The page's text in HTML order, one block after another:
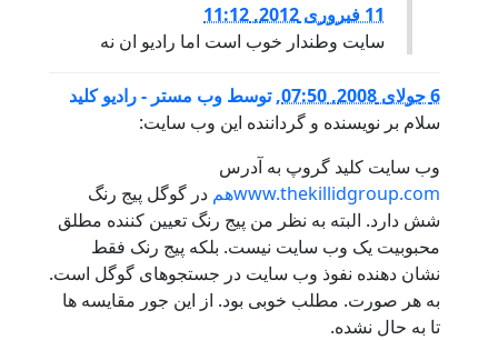
11 فبروری 2012, 11:12
سایت وطندار خوب است اما رادیو ان نه
6 جولای 2008, 07:50 ,توسط وب مستر - رادیو کلید
سلام بر نویسنده و گرداننده این وب سایت:
وب سایت کلید گروپ به آدرس
www.thekillidgroup.comهم
در گوگل پیج رنگ
شش دارد. البته به نظر من پیج رنگ تعیین کننده مطلق
محبوبیت یک وب سایت نیست. بلکه پیج رنک فقط
نشان دهنده نفوذ وب سایت در جستجوهای گوگل است.
به هر صورت. مطلب خوبی بود. از این جور مقایسه ها
تا به حال نشده.